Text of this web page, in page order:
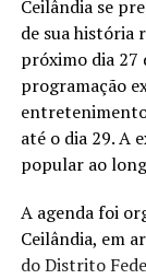
Ceilândia se
de sua história
próximo dia 27
programação
até o dia 29. A
popular ao
A agenda foi
Ceilândia, em
do Distrito